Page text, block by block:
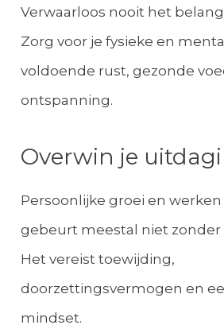
Verwaarloos nooit het
Zorg voor je fysieke en
voldoende rust, gezonde
ontspanning.
Overwin je
Persoonlijke groei en werken
gebeurt meestal niet
Het vereist toewijding,
doorzettingsvermogen en
mindset.